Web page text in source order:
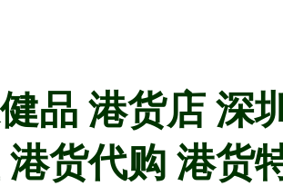
品 港货店 深
港货代购 港货